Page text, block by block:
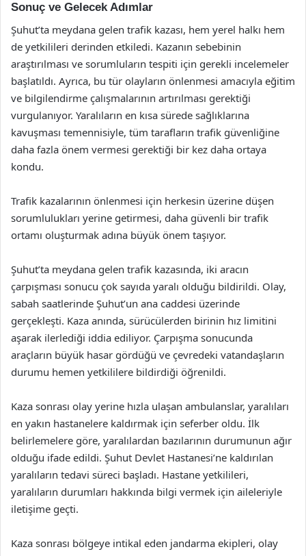
Sonuç ve Gelecek Adımlar
Şuhut’ta meydana gelen trafik kazası, hem yerel halkı hem
de yetkilileri derinden etkiledi. Kazanın sebebinin
araştırılması ve sorumluların tespiti için gerekli incelemeler
başlatıldı. Ayrıca, bu tür olayların önlenmesi amacıyla eğitim
ve bilgilendirme çalışmalarının artırılması gerektiği
vurgulanıyor. Yaralıların en kısa sürede sağlıklarına
kavuşması temennisiyle, tüm tarafların trafik güvenliğine
daha fazla önem vermesi gerektiği bir kez daha ortaya
kondu.
Trafik kazalarının önlenmesi için herkesin üzerine düşen
sorumlulukları yerine getirmesi, daha güvenli bir trafik
ortamı oluşturmak adına büyük önem taşıyor.
Şuhut’ta meydana gelen trafik kazasında, iki aracın
çarpışması sonucu çok sayıda yaralı olduğu bildirildi. Olay,
sabah saatlerinde Şuhut’un ana caddesi üzerinde
gerçekleşti. Kaza anında, sürücülerden birinin hız limitini
aşarak ilerlediği iddia ediliyor. Çarpışma sonucunda
araçların büyük hasar gördüğü ve çevredeki vatandaşların
durumu hemen yetkililere bildirdiği öğrenildi.
Kaza sonrası olay yerine hızla ulaşan ambulanslar, yaralıları
en yakın hastanelere kaldırmak için seferber oldu. İlk
belirlemelere göre, yaralılardan bazılarının durumunun ağır
olduğu ifade edildi. Şuhut Devlet Hastanesi’ne kaldırılan
yaralıların tedavi süreci başladı. Hastane yetkilileri,
yaralıların durumları hakkında bilgi vermek için aileleriyle
iletişime geçti.
Kaza sonrası bölgeye intikal eden jandarma ekipleri, olay